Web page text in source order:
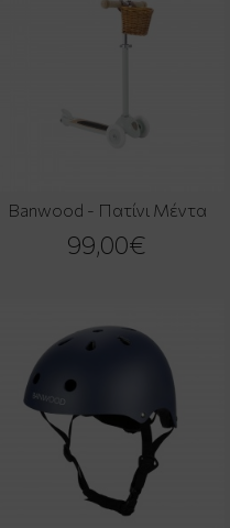
Banwood - Πατίνι Μέντα
99,00€